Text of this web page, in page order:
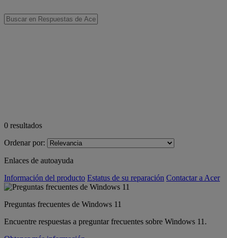
0 resultados
Ordenar por:
Enlaces de autoayuda
Información del producto Estatus de su reparación Contactar a Acer
Preguntas frecuentes de Windows 11
Encuentre respuestas a preguntar frecuentes sobre Windows 11.